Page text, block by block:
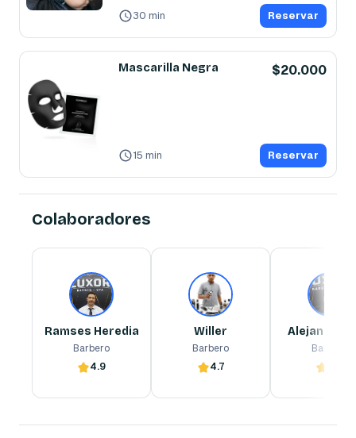
30 min Reservar
Mascarilla Negra $20.000
15 min Reservar
Colaboradores
Ramses Heredia
Barbero
4.9
Barbero
Willer
Barbero
4.7
Barbero
Alejandro
Barbero
Barbero